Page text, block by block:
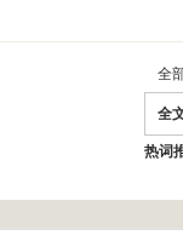
全
全
热词